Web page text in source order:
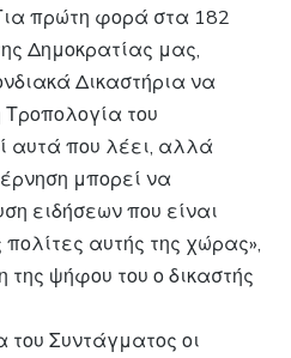
πρώτη φορά στα 182
Δημοκρατίας μας,
Δικαστήρια να
του
αυτά που λέει, αλλά
μπορεί να
ειδήσεων που είναι
αυτής της χώρας»,
της ψήφου του ο δικαστής
του Συντάγματος οι